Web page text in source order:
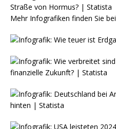
Mehr Infografiken finden Sie bei